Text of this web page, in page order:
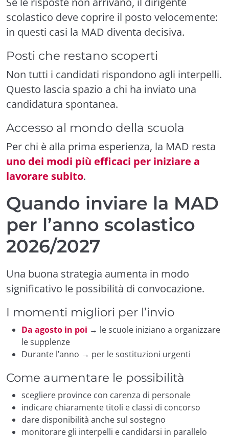
scolastico deve coprire il posto velocemente:
in questi casi la MAD diventa decisiva.
Posti che restano scoperti
Non tutti i candidati rispondono agli interpelli.
Questo lascia spazio a chi ha inviato una
candidatura spontanea.
Accesso al mondo della scuola
Per chi è alla prima esperienza, la MAD resta
uno dei modi più efficaci per iniziare a
lavorare subito.
Quando inviare la MAD
per l’anno scolastico
2026/2027
Una buona strategia aumenta in modo
significativo le possibilità di convocazione.
I momenti migliori per l’invio
Da agosto in poi → le scuole iniziano a organizzare
le supplenze
Durante l’anno → per le sostituzioni urgenti
Come aumentare le possibilità
scegliere province con carenza di personale
indicare chiaramente titoli e classi di concorso
dare disponibilità anche sul sostegno
monitorare gli interpelli e candidarsi in parallelo